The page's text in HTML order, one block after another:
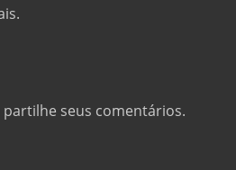
seus comentários.